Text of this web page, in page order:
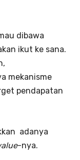
dibawa
ikut ke sana.
mekanisme
pendapatan
adanya
-nya.